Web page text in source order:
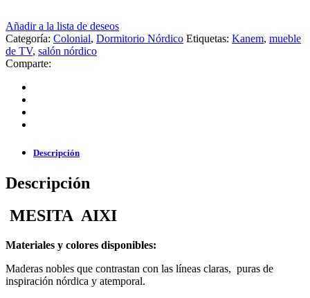
Añadir a la lista de deseos
Categoría: Colonial, Dormitorio Nórdico Etiquetas: Kanem, mueble
de TV, salón nórdico
Comparte:
Descripción
Descripción
MESITA AIXI
Materiales y colores disponibles:
Maderas nobles que contrastan con las lí­neas claras, puras de
inspiración nórdica y atemporal.